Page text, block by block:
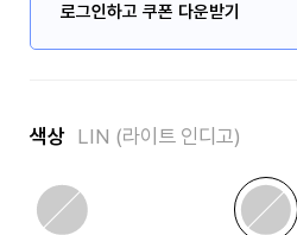
로그인하고 쿠폰 다운받기
색상 LIN (라이트 인디고)